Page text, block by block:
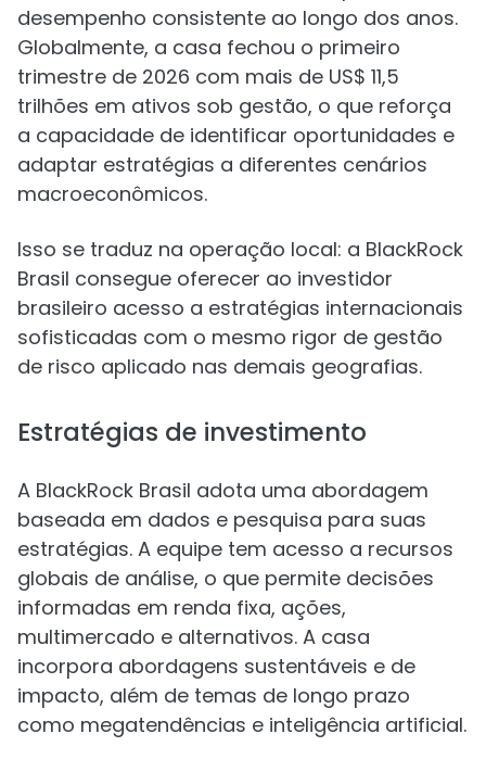
desempenho consistente ao longo dos anos.
Globalmente, a casa fechou o primeiro
trimestre de 2026 com mais de US$ 11,5
trilhões em ativos sob gestão, o que reforça
a capacidade de identificar oportunidades e
adaptar estratégias a diferentes cenários
macroeconômicos.
Isso se traduz na operação local: a BlackRock
Brasil consegue oferecer ao investidor
brasileiro acesso a estratégias internacionais
sofisticadas com o mesmo rigor de gestão
de risco aplicado nas demais geografias.
Estratégias de investimento
A BlackRock Brasil adota uma abordagem
baseada em dados e pesquisa para suas
estratégias. A equipe tem acesso a recursos
globais de análise, o que permite decisões
informadas em renda fixa, ações,
multimercado e alternativos. A casa
incorpora abordagens sustentáveis e de
impacto, além de temas de longo prazo
como megatendências e inteligência artificial.